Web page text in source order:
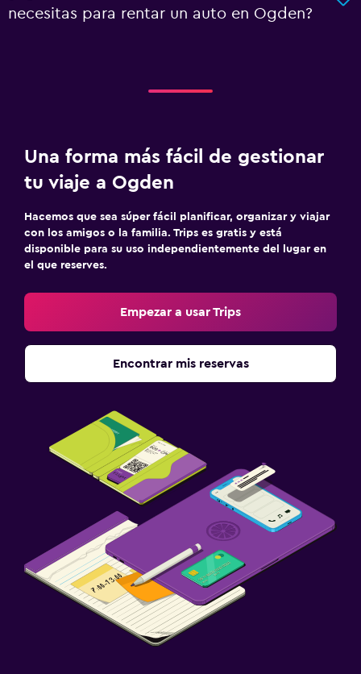
necesitas para rentar un auto en Ogden?
Una forma más fácil de gestionar
tu viaje a Ogden
Hacemos que sea súper fácil planificar, organizar y viajar
con los amigos o la familia. Trips es gratis y está
disponible para su uso independientemente del lugar en
el que reserves.
Empezar a usar Trips
Encontrar mis reservas